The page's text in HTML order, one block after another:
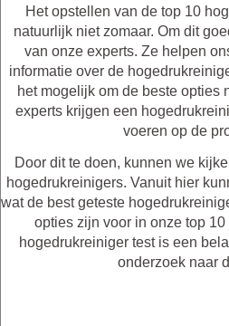
Het opstellen van de top 10
natuurlijk niet zomaar. Om dit
van onze experts. Ze helpen
informatie over de
het mogelijk om de beste opties
experts krijgen een
voeren op de
Door dit te doen, kunnen we
hogedrukreinigers. Vanuit hier
wat de best geteste
opties zijn voor in onze top
hogedrukreiniger test is een
onderzoek naar